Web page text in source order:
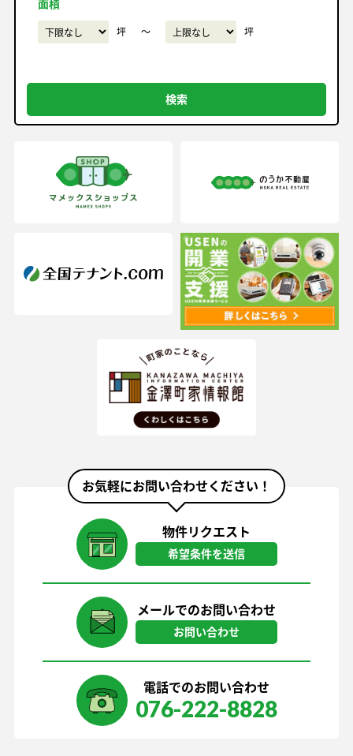
面積
坪 〜 坪
お気軽にお問い合わせください！
物件リクエスト
希望条件を送信
メールでのお問い合わせ
お問い合わせ
電話でのお問い合わせ
076-222-8828